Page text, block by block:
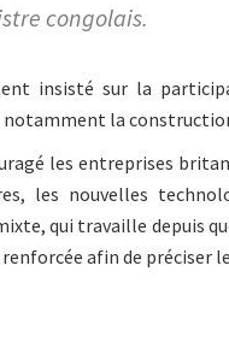
congolais.
insisté sur la
notamment la
les entreprises
les nouvelles
qui travaille depuis
afin de préciser